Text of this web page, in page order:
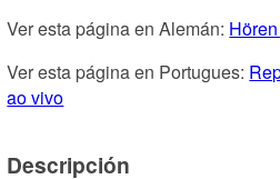
Ver esta página en Alemán:
Ver esta página en Portugues:
ao vivo
Descripción